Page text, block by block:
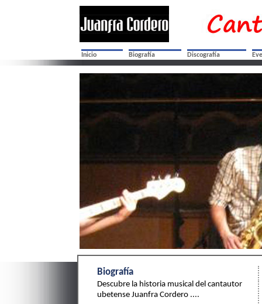
Inicio Biografía Discografía
Biografía
Descubre la historia musical del cantautor
ubetense Juanfra Cordero ....